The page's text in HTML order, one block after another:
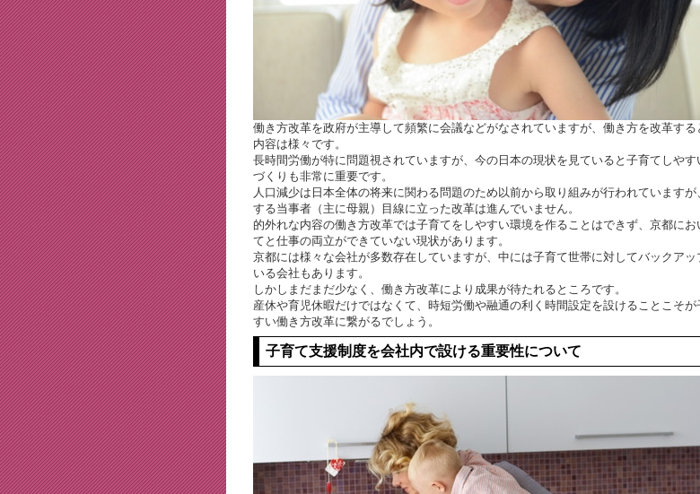
働き方改革を政府が主導して頻繁に会議などがなされていますが、働き方を改革する
内容は様々です。
長時間労働が特に問題視されていますが、今の日本の現状を見ていると子育てしやす
づくりも非常に重要です。
人口減少は日本全体の将来に関わる問題のため以前から取り組みが行われていますが
する当事者（主に母親）目線に立った改革は進んでいません。
的外れな内容の働き方改革では子育てをしやすい環境を作ることはできず、京都にお
てと仕事の両立ができていない現状があります。
京都には様々な会社が多数存在していますが、中には子育て世帯に対してバックアッ
いる会社もあります。
しかしまだまだ少なく、働き方改革により成果が待たれるところです。
産休や育児休暇だけではなくて、時短労働や融通の利く時間設定を設けることこそが
すい働き方改革に繋がるでしょう。
子育て支援制度を会社内で設ける重要性について